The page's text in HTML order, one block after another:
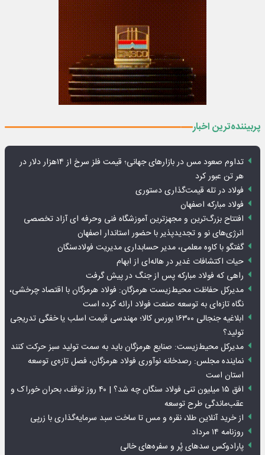
پربیننده‌ترین اخبار
تداوم صعود مس در بازارهای جهانی؛ قیمت فلز سرخ از ۱۴هزار دلار در
هر تن عبور کرد
فولاد در تله قیمت‌گذاری دستوری
فولاد مبارکه اصفهان
افتتاح بزرگ‌ترین و مجهزترین آموزشگاه فنی وحرفه ای آزاد تخصصی
انرژی‌های نو و تجدیدپذیر با حضور استاندار اصفهان
گفتگو با کاوه معلمی، مدیر حسابداری مدیریت فولادسنگان
حیات اکتشافات غدیر در هاله‌ای از ابهام
راهی که فولاد مبارکه پس از جنگ در پیش گرفت
مدیرکل حفاظت محیط‌زیست هرمزگان: فولاد هرمزگان با اقتصاد چرخشی،
نگاه تازه‌ای به توسعه صنعت فولاد ارائه کرده است
ابلاغیه جنجالی ۱۶۳۰۰ بورس کالا؛ مهندسی قیمت اسلب یا خفگی تدریجی
تولید؟
مدیرکل محیط‌زیست: صنایع هرمزگان باید به سمت تولید سبز حرکت کنند
نماینده مجلس: رصدخانه نوآوری فولاد هرمزگان، فصل تازه‌ی توسعه
استان است
افق ۱۵ میلیون تنی فولاد سنگان چه شد؟ | ۴۰ روز توقف، بحران خوراک و
عقب‌ماندگی طرح توسعه
از خرید آنلاین طلا، نقره و مس تا ساخت سبد سرمایه‌گذاری با زرپی
روزنامه ۱۴ مرداد
پارادوکس سدهای پُر و سفره‌های خالی